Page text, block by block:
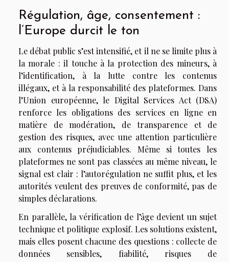
Régulation, âge, consentement :
l’Europe durcit le ton
Le débat public s’est intensifié, et il ne se limite plus à
la morale : il touche à la protection des mineurs, à
l’identification, à la lutte contre les contenus
illégaux, et à la responsabilité des plateformes. Dans
l’Union européenne, le Digital Services Act (DSA)
renforce les obligations des services en ligne en
matière de modération, de transparence et de
gestion des risques, avec une attention particulière
aux contenus préjudiciables. Même si toutes les
plateformes ne sont pas classées au même niveau, le
signal est clair : l’autorégulation ne suffit plus, et les
autorités veulent des preuves de conformité, pas de
simples déclarations.
En parallèle, la vérification de l’âge devient un sujet
technique et politique explosif. Les solutions existent,
mais elles posent chacune des questions : collecte de
données sensibles, fiabilité, risques de